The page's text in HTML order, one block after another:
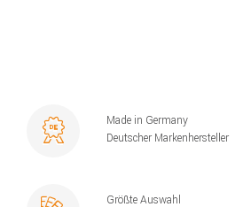
Made in Germany
Deutscher Markenhersteller
Größte Auswahl